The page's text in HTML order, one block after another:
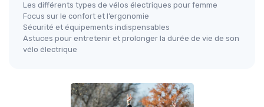
Les différents types de vélos électriques pour femme
Focus sur le confort et l’ergonomie
Sécurité et équipements indispensables
Astuces pour entretenir et prolonger la durée de vie de son
vélo électrique